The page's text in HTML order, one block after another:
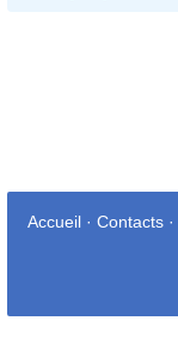
Accueil · Contacts ·